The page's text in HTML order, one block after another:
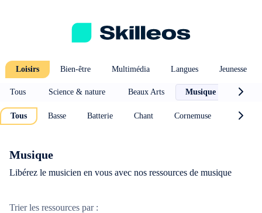
Loisirs Bien-être Multimédia Langues Jeunesse
Tous Science & nature Beaux Arts Musique Photo
Tous Basse Batterie Chant Cornemuse Guitare
Musique
Libérez le musicien en vous avec nos ressources de musique
Trier les ressources par :